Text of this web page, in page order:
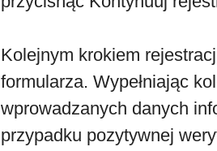
Kolejnym krokiem
formularza. Wypełniając
wprowadzanych danych
przypadku pozytywnej